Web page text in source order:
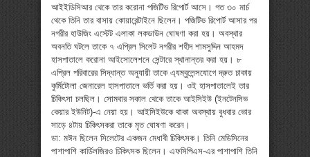
আইইডিসিআর থেকে তার করোনা পজিটিভ রিপোর্ট আসে। গত ৩০ মার্চ
থেকে তিনি তার বাসায় কোয়ারেন্টাইনে ছিলেন। পজিটিভ রিপোর্ট আসার পর
নগরীর হাউজিং এস্টেট এলাকা লকডাউন ঘোষণা করা হয়। অবস্থার
অবনতি ঘটলে তাকে ৭ এপ্রিল সিলেট নগরীর শহীদ শামসুদ্দিন আহমদ
হাসপাতালে করোনা আইসোলেশনে সেন্টারে স্থানান্তর করা হয়। ৮
এপ্রিল পরিবারের সিদ্ধান্ত অনুযায়ী তাকে এ্যম্বুলেন্সযোগে দ্রুত ঢাকায়
কুর্মিটোলা জেনারেল হাসপাতালে ভর্তি করা হয়। ওই হাসপাতালেই তার
চিকিৎসা চলছিল। সোমবার সকাল থেকে তাকে আইসিইউ (ইনটেনসিভ
কেয়ার ইউনিট)-এ নেয়া হয়। আইসিইউকে থাকা অবস্থায় বুধবার ভোর
সাড়ে ৪টায় চিকিৎসকরা তাকে মৃত ঘোষণা করেন।
ডা: মঈন ছিলেন সিলেটের একজন মেধাবী চিকিৎসক। তিনি মেডিসিনের
পাশাপাশি কার্ডিলজিরও চিকিৎসক ছিলেন। এফসিপিএস-এর পাশাপাশি তিনি